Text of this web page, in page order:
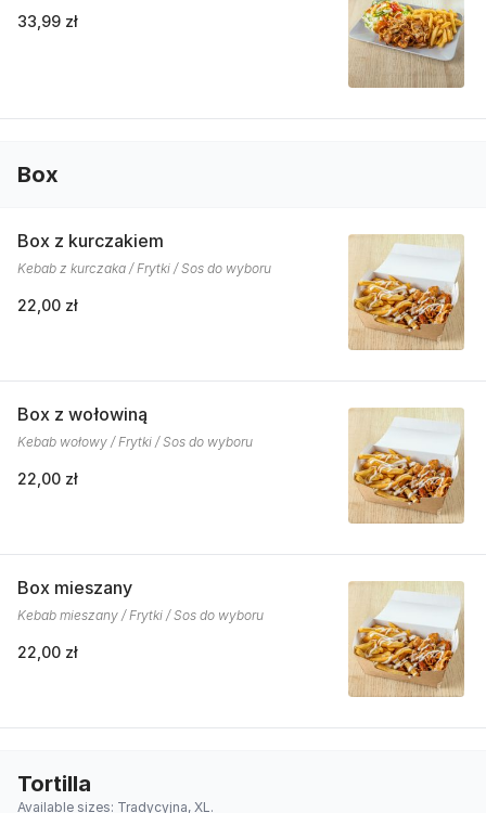
33,99 zł
Box
Box z kurczakiem
Kebab z kurczaka / Frytki / Sos do wyboru
22,00 zł
Box z wołowiną
Kebab wołowy / Frytki / Sos do wyboru
22,00 zł
Box mieszany
Kebab mieszany / Frytki / Sos do wyboru
22,00 zł
Tortilla
Available sizes: Tradycyjna, XL.